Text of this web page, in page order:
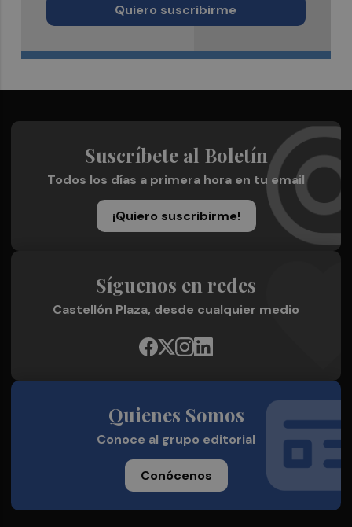
Quiero suscribirme
Suscríbete al Boletín
Todos los días a primera hora en tu email
¡Quiero suscribirme!
Síguenos en redes
Castellón Plaza, desde cualquier medio
Quienes Somos
Conoce al grupo editorial
Conócenos